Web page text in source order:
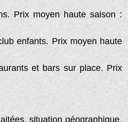
Prix moyen haute saison :
enfants. Prix moyen haute
et bars sur place. Prix
situation géographique,